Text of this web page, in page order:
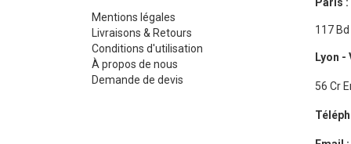
Mentions légales
Livraisons & Retours
Conditions d'utilisation
À propos de nous
Demande de devis
117
Lyon -
56 Cr